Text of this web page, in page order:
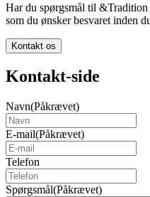
Har du spørgsmål til
som du ønsker besvaret inden
Kontakt os
Kontakt-side
Navn(Påkrævet)
E-mail(Påkrævet)
Telefon
Spørgsmål(Påkrævet)